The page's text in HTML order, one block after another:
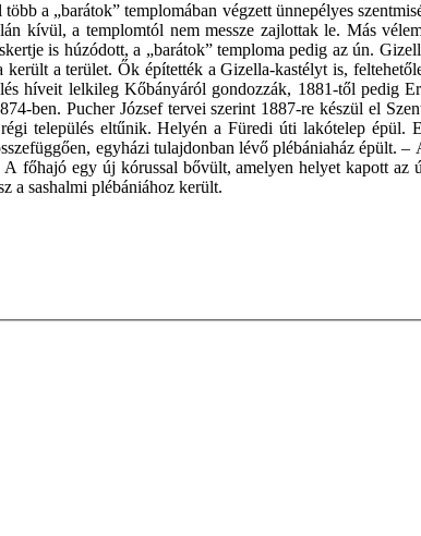
a „barátok” templomában végzett ünnepélyes
kívül, a templomtól nem messze zajlottak le. Más
is húzódott, a „barátok” temploma pedig az ún.
a terület. Ők építették a Gizella-kastélyt is,
híveit lelkileg Kőbányáról gondozzák, 1881-től pedig
ben. Pucher József tervei szerint 1887-re készül el
település eltűnik. Helyén a Füredi úti lakótelep épül.
egyházi tulajdonban lévő plébániaház épült.
főhajó egy új kórussal bővült, amelyen helyet kapott
a sashalmi plébániához került.